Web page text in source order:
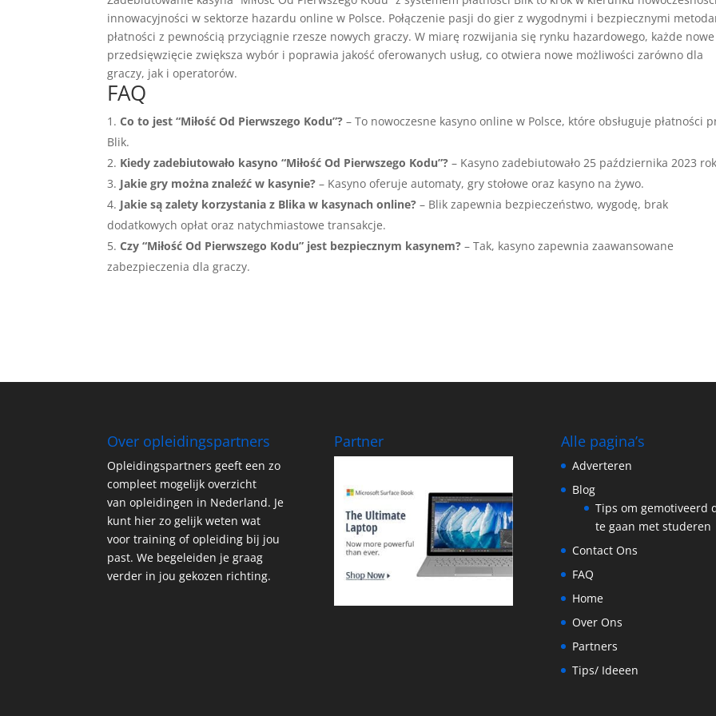
innowacyjności w sektorze hazardu online w Polsce. Połączenie pasji do gier z wygodnymi i bezpiecznymi
płatności z pewnością przyciągnie rzesze nowych graczy. W miarę rozwijania się rynku hazardowego, każde nowe
przedsięwzięcie zwiększa wybór i poprawia jakość oferowanych usług, co otwiera nowe możliwości zarówno dla
graczy, jak i operatorów.
FAQ
Co to jest “Miłość Od Pierwszego Kodu”? – To nowoczesne kasyno online w Polsce, które obsługuje płatności
Blik.
Kiedy zadebiutowało kasyno “Miłość Od Pierwszego Kodu”? – Kasyno zadebiutowało 25 października 2023
Jakie gry można znaleźć w kasynie? – Kasyno oferuje automaty, gry stołowe oraz kasyno na żywo.
Jakie są zalety korzystania z Blika w kasynach online? – Blik zapewnia bezpieczeństwo, wygodę, brak
dodatkowych opłat oraz natychmiastowe transakcje.
Czy “Miłość Od Pierwszego Kodu” jest bezpiecznym kasynem? – Tak, kasyno zapewnia zaawansowane
zabezpieczenia dla graczy.
Over opleidingspartners
Opleidingspartners geeft een zo
compleet mogelijk overzicht
van opleidingen in Nederland. Je
kunt hier zo gelijk weten wat
voor training of opleiding bij jou
past. We begeleiden je graag
verder in jou gekozen richting.
Partner Alle pagina’s
Adverteren
Blog
Tips om gemotiveerd
te gaan met studeren
Contact Ons
FAQ
Home
Over Ons
Partners
Tips/ Ideeen